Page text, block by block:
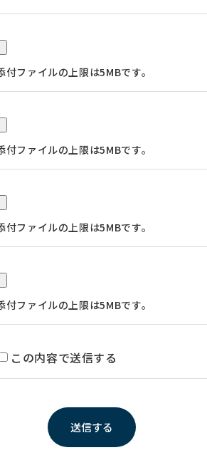
付ファイルの上限は5MBです。
付ファイルの上限は5MBです。
付ファイルの上限は5MBです。
付ファイルの上限は5MBです。
この内容で送信する